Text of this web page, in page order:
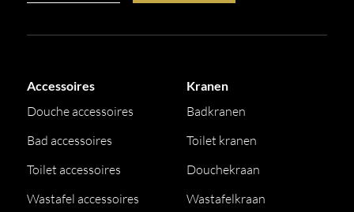
Accessoires
Douche accessoires
Bad accessoires
Toilet accessoires
Wastafel accessoires
Kranen
Badkranen
Toilet kranen
Douchekraan
Wastafelkraan